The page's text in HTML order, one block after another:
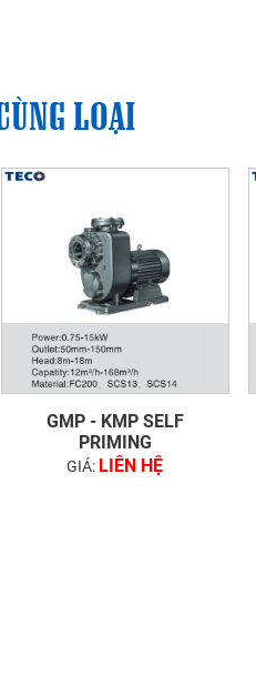
LOẠI
GMP - KMP SELF
PRIMING
GIÁ: LIÊN HỆ